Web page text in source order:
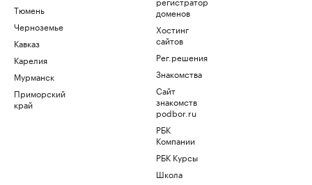
Тюмень
Черноземье
Кавказ
Карелия
Мурманск
Приморский
край
доменов
Хостинг
сайтов
Рег.решения
Знакомства
Сайт
знакомств
podbor.ru
РБК
Компании
РБК Курсы
Школа